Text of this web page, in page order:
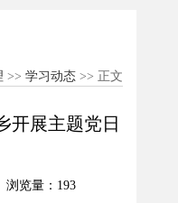
>> 学习动态>> 正文
开展主题党日
览量： 193